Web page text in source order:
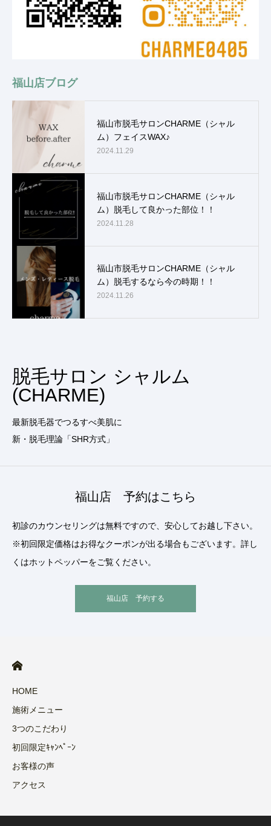
福山店ブログ
福山市脱毛サロンCHARME（シャル
ム）フェイスWAX♪
2024.11.29
福山市脱毛サロンCHARME（シャル
ム）脱毛して良かった部位！！
2024.11.28
福山市脱毛サロンCHARME（シャル
ム）脱毛するなら今の時期！！
2024.11.26
脱毛サロン シャルム
(CHARME)
最新脱毛器でつるすべ美肌に
新・脱毛理論「SHR方式」
福山店 予約はこちら
初診のカウンセリングは無料ですので、安心してお越し下さい。
※初回限定価格はお得なクーポンが出る場合もございます。詳し
くはホットペッパーをご覧ください。
福山店 予約する
HOME
施術メニュー
3つのこだわり
初回限定ｷｬﾝﾍﾟｰﾝ
お客様の声
アクセス